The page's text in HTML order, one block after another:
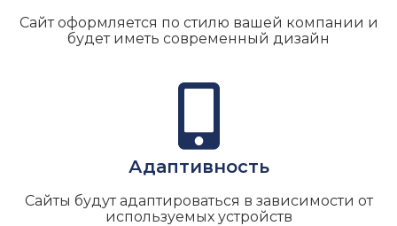
Сайт оформляется по стилю вашей компании и
будет иметь современный дизайн
Адаптивность
Сайты будут адаптироваться в зависимости от
используемых устройств